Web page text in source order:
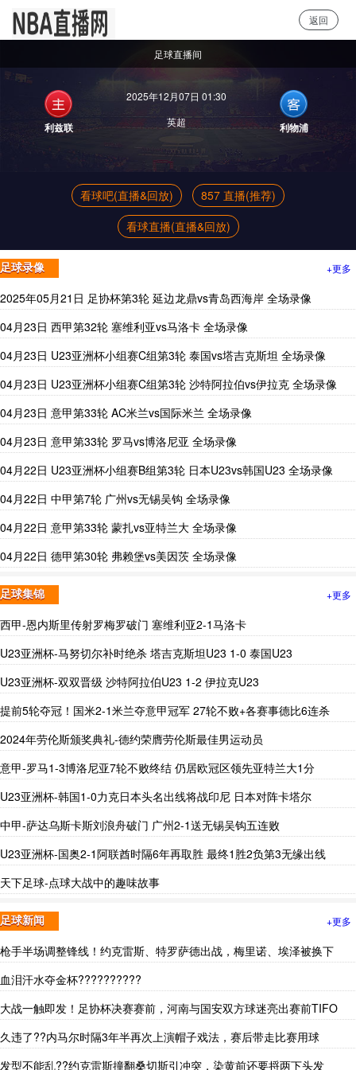
返回
足球直播间
利兹联
2025年12月07日 01:30
英超
利物浦
看球吧(直播&回放)
857 直播(推荐)
看球直播(直播&回放)
足球录像 +更多
2025年05月21日 足协杯第3轮 延边龙鼎vs青岛西海岸 全场录像
04月23日 西甲第32轮 塞维利亚vs马洛卡 全场录像
04月23日 U23亚洲杯小组赛C组第3轮 泰国vs塔吉克斯坦 全场录像
04月23日 U23亚洲杯小组赛C组第3轮 沙特阿拉伯vs伊拉克 全场录像
04月23日 意甲第33轮 AC米兰vs国际米兰 全场录像
04月23日 意甲第33轮 罗马vs博洛尼亚 全场录像
04月22日 U23亚洲杯小组赛B组第3轮 日本U23vs韩国U23 全场录像
04月22日 中甲第7轮 广州vs无锡吴钩 全场录像
04月22日 意甲第33轮 蒙扎vs亚特兰大 全场录像
04月22日 德甲第30轮 弗赖堡vs美因茨 全场录像
足球集锦 +更多
西甲-恩内斯里传射罗梅罗破门 塞维利亚2-1马洛卡
U23亚洲杯-马努切尔补时绝杀 塔吉克斯坦U23 1-0 泰国U23
U23亚洲杯-双双晋级 沙特阿拉伯U23 1-2 伊拉克U23
提前5轮夺冠！国米2-1米兰夺意甲冠军 27轮不败+各赛事德比6连杀
2024年劳伦斯颁奖典礼-德约荣膺劳伦斯最佳男运动员
意甲-罗马1-3博洛尼亚7轮不败终结 仍居欧冠区领先亚特兰大1分
U23亚洲杯-韩国1-0力克日本头名出线将战印尼 日本对阵卡塔尔
中甲-萨达乌斯卡斯刘浪舟破门 广州2-1送无锡吴钩五连败
U23亚洲杯-国奥2-1阿联酋时隔6年再取胜 最终1胜2负第3无缘出线
天下足球-点球大战中的趣味故事
足球新闻 +更多
枪手半场调整锋线！约克雷斯、特罗萨德出战，梅里诺、埃泽被换下
血泪汗水夺金杯??????????
大战一触即发！足协杯决赛赛前，河南与国安双方球迷亮出赛前TIFO
久违了??内马尔时隔3年半再次上演帽子戏法，赛后带走比赛用球
发型不能乱??约克雷斯撞翻桑切斯引冲突，染黄前还要捋两下头发